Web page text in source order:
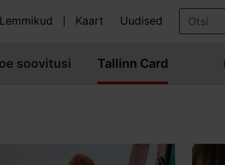
Lemmikud Kaart Uudised
soovitusi Tallinn Card